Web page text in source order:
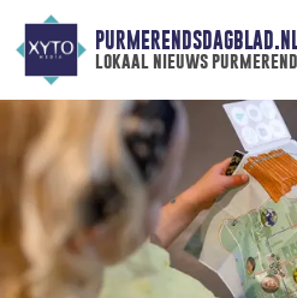
lokaal nieuws purmerend